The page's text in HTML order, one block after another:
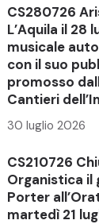
CS280726
L’Aquila il 28
musicale
con il suo
promosso
Cantieri
30 luglio 2026
CS210726
Organistica il
Porter
martedì 21